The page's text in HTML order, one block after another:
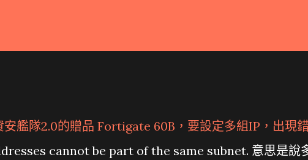
艦隊2.0的贈品 Fortigate 60B，要設定多組IP，出現
cannot be part of the same subnet. 意思是說